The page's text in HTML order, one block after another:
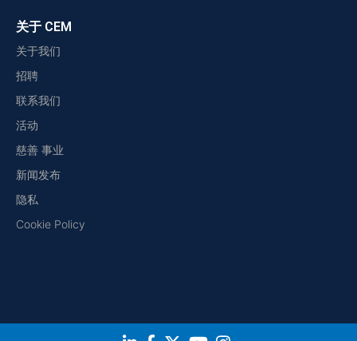
关于 CEM
关于我们
招聘
联系我们
活动
慈善 事业
新闻发布
隐私
Cookie Policy